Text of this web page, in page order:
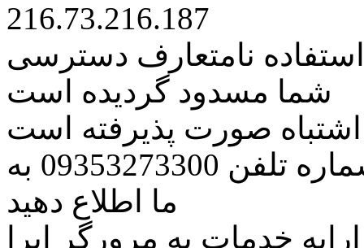
216.73.216.187
نامتعارف دسترسی
شما مسدود گردیده است
اشتباه صورت پذیرفته است
مراتب این مسئله را از طریق شماره تلفن 09353273300 به
ما اطلاع دهید
خدمات به مرورگر اپرا